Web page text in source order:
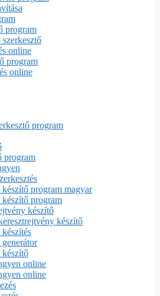
program
online
program
online
program
program
program magyar
program
készítő
készítő
online
online